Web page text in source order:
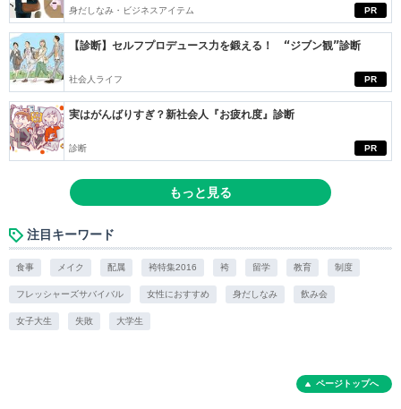
PR
身だしなみ・ビジネスアイテム
PR
【診断】セルフプロデュース力を鍛える！ “ジブン観”診断
社会人ライフ
PR
実はがんばりすぎ？新社会人『お疲れ度』診断
診断
もっと見る
注目キーワード
食事 メイク 配属 袴特集2016 袴 留学 教育 制度
フレッシャーズサバイバル 女性におすすめ 身だしなみ 飲み会
女子大生 失敗 大学生
ページトップへ